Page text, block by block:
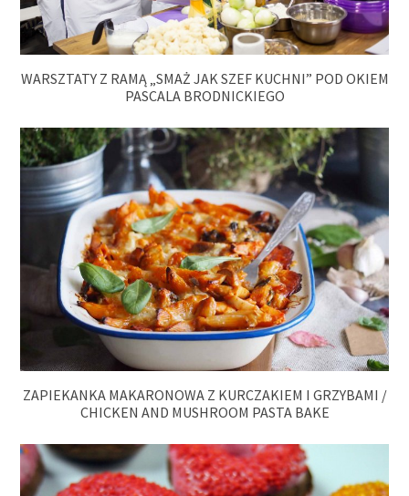
WARSZTATY Z RAMĄ „SMAŻ JAK SZEF KUCHNI” POD OKIEM
PASCALA BRODNICKIEGO
ZAPIEKANKA MAKARONOWA Z KURCZAKIEM I GRZYBAMI /
CHICKEN AND MUSHROOM PASTA BAKE